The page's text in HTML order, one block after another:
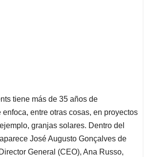
tiene más de 35 años de
entre otras cosas, en proyectos
granjas solares. Dentro del
José Augusto Gonçalves de
General (CEO), Ana Russo,